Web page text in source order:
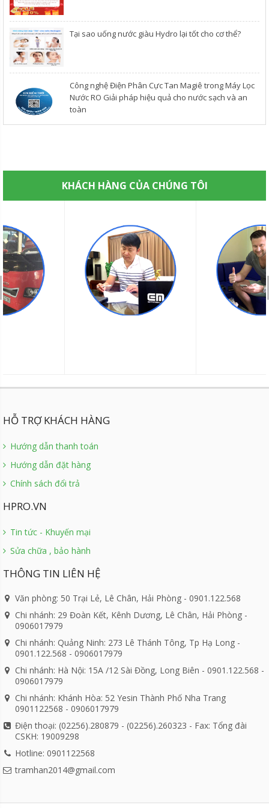
​Tại sao uống nước giàu Hydro lại tốt cho cơ thể?
Công nghệ Điện Phân Cực Tan Magiê trong Máy Lọc
Nước RO Giải pháp hiệu quả cho nước sạch và an
toàn
KHÁCH HÀNG CỦA CHÚNG TÔI
HỖ TRỢ KHÁCH HÀNG
Hướng dẫn thanh toán
Hướng dẫn đặt hàng
Chính sách đổi trả
HPRO.VN
Tin tức - Khuyến mại
Sửa chữa , bảo hành
THÔNG TIN LIÊN HỆ
Văn phòng: 50 Trại Lẻ, Lê Chân, Hải Phòng - 0901.122.568
Chi nhánh: 29 Đoàn Kết, Kênh Dương, Lê Chân, Hải Phòng -
0906017979
Chi nhánh: Quảng Ninh: 273 Lê Thánh Tông, Tp Hạ Long -
0901.122.568 - 0906017979
Chi nhánh: Hà Nội: 15A /12 Sài Đồng, Long Biên - 0901.122.568 -
0906017979
Chi nhánh: Khánh Hòa: 52 Yesin Thành Phố Nha Trang
0901122568 - 0906017979
Điện thoại: (02256).280879 - (02256).260323 - Fax: Tổng đài
CSKH: 19009298
Hotline: 0901122568
tramhan2014@gmail.com